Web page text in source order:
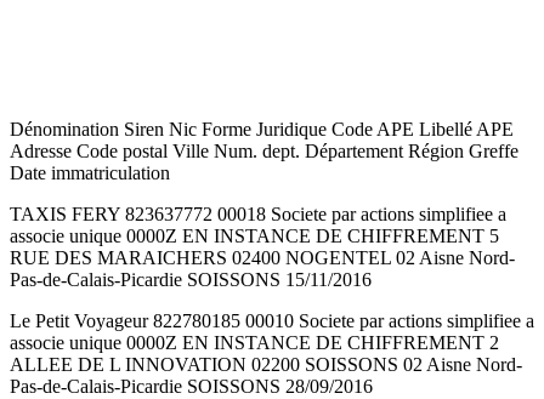
Dénomination Siren Nic Forme Juridique Code APE Libellé APE
Adresse Code postal Ville Num. dept. Département Région Greffe
Date immatriculation
TAXIS FERY 823637772 00018 Societe par actions simplifiee a
associe unique 0000Z EN INSTANCE DE CHIFFREMENT 5
RUE DES MARAICHERS 02400 NOGENTEL 02 Aisne Nord-
Pas-de-Calais-Picardie SOISSONS 15/11/2016
Le Petit Voyageur 822780185 00010 Societe par actions simplifiee a
associe unique 0000Z EN INSTANCE DE CHIFFREMENT 2
ALLEE DE L INNOVATION 02200 SOISSONS 02 Aisne Nord-
Pas-de-Calais-Picardie SOISSONS 28/09/2016